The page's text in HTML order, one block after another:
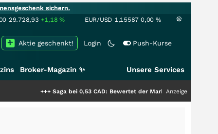
sichern.
29.728,93 +1,18% EUR/USD 1,15587 0,00 %
Login Push-Kurse
Aktie geschenkt!
Broker-Magazin ✨ Unsere Services
Saga bei 0,53 CAD: Bewertet der Markt noch immer nur die Hälfte
Anzeige